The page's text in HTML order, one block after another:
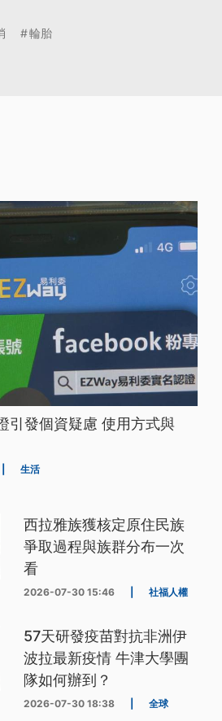
輪胎
引發個資疑慮 使用方式與
生活
西拉雅族獲核定原住民族
爭取過程與族群分布一次
看
2026-07-30 15:46 社福人權
57天研發疫苗對抗非洲伊
波拉最新疫情 牛津大學團
隊如何辦到？
2026-07-30 18:38 全球